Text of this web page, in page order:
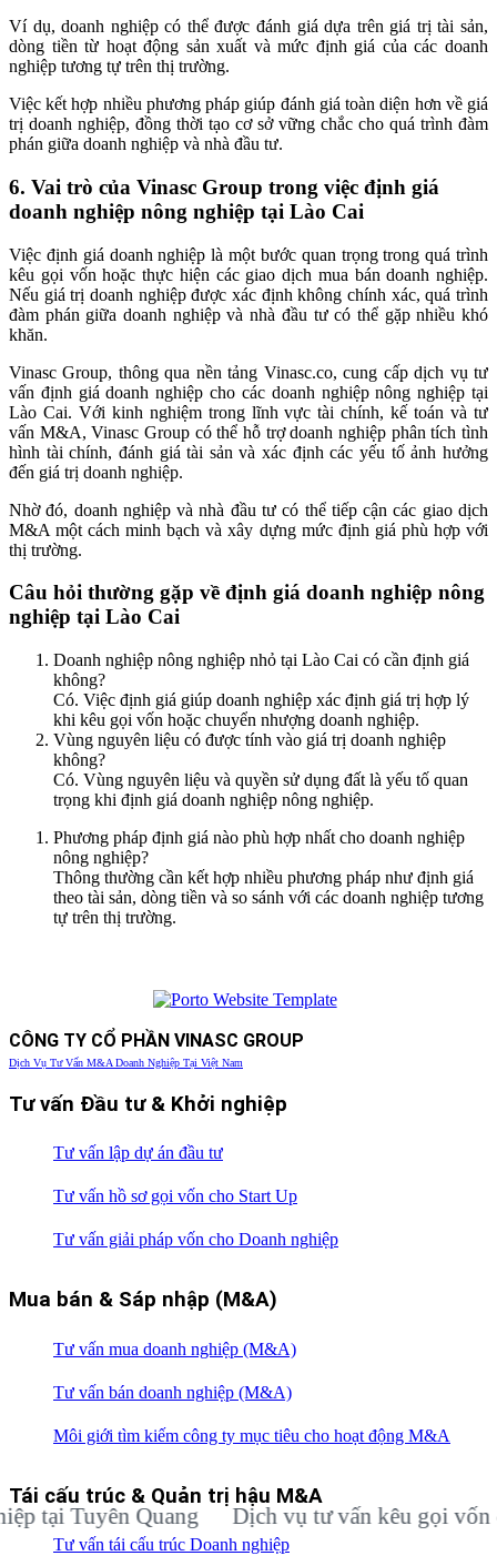
Ví dụ, doanh nghiệp có thể được đánh giá dựa trên giá trị tài sản,
dòng tiền từ hoạt động sản xuất và mức định giá của các doanh
nghiệp tương tự trên thị trường.
Việc kết hợp nhiều phương pháp giúp đánh giá toàn diện hơn về giá
trị doanh nghiệp, đồng thời tạo cơ sở vững chắc cho quá trình đàm
phán giữa doanh nghiệp và nhà đầu tư.
6. Vai trò của Vinasc Group trong việc định giá
doanh nghiệp nông nghiệp tại Lào Cai
Việc định giá doanh nghiệp là một bước quan trọng trong quá trình
kêu gọi vốn hoặc thực hiện các giao dịch mua bán doanh nghiệp.
Nếu giá trị doanh nghiệp được xác định không chính xác, quá trình
đàm phán giữa doanh nghiệp và nhà đầu tư có thể gặp nhiều khó
khăn.
Vinasc Group, thông qua nền tảng Vinasc.co, cung cấp dịch vụ tư
vấn định giá doanh nghiệp cho các doanh nghiệp nông nghiệp tại
Lào Cai. Với kinh nghiệm trong lĩnh vực tài chính, kế toán và tư
vấn M&A, Vinasc Group có thể hỗ trợ doanh nghiệp phân tích tình
hình tài chính, đánh giá tài sản và xác định các yếu tố ảnh hưởng
đến giá trị doanh nghiệp.
Nhờ đó, doanh nghiệp và nhà đầu tư có thể tiếp cận các giao dịch
M&A một cách minh bạch và xây dựng mức định giá phù hợp với
thị trường.
Câu hỏi thường gặp về định giá doanh nghiệp nông
nghiệp tại Lào Cai
Doanh nghiệp nông nghiệp nhỏ tại Lào Cai có cần định giá
không?
Có. Việc định giá giúp doanh nghiệp xác định giá trị hợp lý
khi kêu gọi vốn hoặc chuyển nhượng doanh nghiệp.
Vùng nguyên liệu có được tính vào giá trị doanh nghiệp
không?
Có. Vùng nguyên liệu và quyền sử dụng đất là yếu tố quan
trọng khi định giá doanh nghiệp nông nghiệp.
Phương pháp định giá nào phù hợp nhất cho doanh nghiệp
nông nghiệp?
Thông thường cần kết hợp nhiều phương pháp như định giá
theo tài sản, dòng tiền và so sánh với các doanh nghiệp tương
tự trên thị trường.
CÔNG TY CỔ PHẦN VINASC GROUP
Dịch Vụ Tư Vấn M&A Doanh Nghiệp Tại Việt Nam
Tư vấn Đầu tư & Khởi nghiệp
Tư vấn lập dự án đầu tư
Tư vấn hồ sơ gọi vốn cho Start Up
Tư vấn giải pháp vốn cho Doanh nghiệp
Mua bán & Sáp nhập (M&A)
Tư vấn mua doanh nghiệp (M&A)
Tư vấn bán doanh nghiệp (M&A)
Môi giới tìm kiếm công ty mục tiêu cho hoạt động M&A
Tái cấu trúc & Quản trị hậu M&A
Tư vấn tái cấu trúc Doanh nghiệp
Tuyên Quang Dịch vụ tư vấn kêu gọi vốn đầu